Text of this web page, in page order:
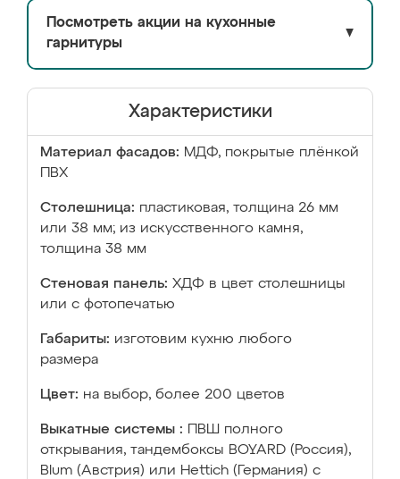
Посмотреть акции на кухонные
гарнитуры
▼
Характеристики
Материал фасадов: МДФ, покрытые плёнкой
ПВХ
Столешница: пластиковая, толщина 26 мм
или 38 мм; из искусственного камня,
толщина 38 мм
Стеновая панель: ХДФ в цвет столешницы
или с фотопечатью
Габариты: изготовим кухню любого
размера
Цвет: на выбор, более 200 цветов
Выкатные системы :
ПВШ полного
открывания, тандембоксы BOYARD (Россия),
Blum (Австрия) или Hettich (Германия) с